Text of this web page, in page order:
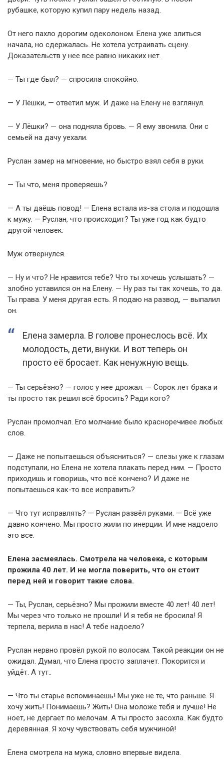
рубашке, которую купил пару недель назад.
От него пахло дорогим одеколоном. Елена уже злиться
начала, но сдержалась. Не хотела устраивать сцену.
Доказательств у нее все равно никаких нет.
— Ты где был? — спросила спокойно.
— У Лёшки, — ответил муж. И даже на Елену не взглянул.
— У Лёшки? — она подняла бровь. — Я ему звонила. Они с
семьей на дачу уехали.
Руслан замер на мгновение, но быстро взял себя в руки.
— Ты что, меня проверяешь?
— А ты даёшь повод! — Елена встала из-за стола и подошла
к мужу. — Руслан, что происходит? Ты уже год как будто
другой человек.
Муж отвернулся.
— Ну и что? Не нравится тебе? Что ты хочешь услышать? —
злобно уставился он на Елену. — Ну раз ты так хочешь, то да.
Ты права. У меня другая есть. Я подаю на развод, — выпалил
он.
Елена замерла. В голове пронеслось всё. Их
молодость, дети, внуки. И вот теперь он
просто её бросает. Как ненужную вещь.
— Ты серьёзно? — голос у нее дрожал. — Сорок лет брака и
ты просто так решил всё бросить? Ради кого?
Руслан промолчал. Его молчание было красноречивее любых
слов.
— Даже не попытаешься объясниться? — слезы уже к глазам
подступали, но Елена не хотела плакать перед ним. — Просто
приходишь и говоришь, что всё кончено? И даже не
попытаешься как-то все исправить?
— Что тут исправлять? — Руслан развёл руками. — Всё уже
давно кончено. Мы просто жили по инерции. И мне надоело
это все.
Елена засмеялась. Смотрела на человека, с которым
прожила 40 лет. И не могла поверить, что он стоит
перед ней и говорит такие слова.
— Ты, Руслан, серьёзно? Мы прожили вместе 40 лет! 40 лет!
Мы через что только не прошли! И я тебя не бросила! Я
терпела, верила в нас! А тебе надоело?
Руслан нервно провёл рукой по волосам. Такой реакции он не
ожидал. Думал, что Елена просто заплачет. Покорится и
уйдёт. А тут..
— Что ты старье вспоминаешь! Мы уже не те, что раньше. Я
хочу жить! Понимаешь? Жить! Она моложе тебя и лучше! Не
ноет, не дергает по мелочам. А ты просто засохла. Как будто
деревянная. Я хочу чувствовать себя мужчиной!
Елена смотрела на мужа, словно впервые видела.